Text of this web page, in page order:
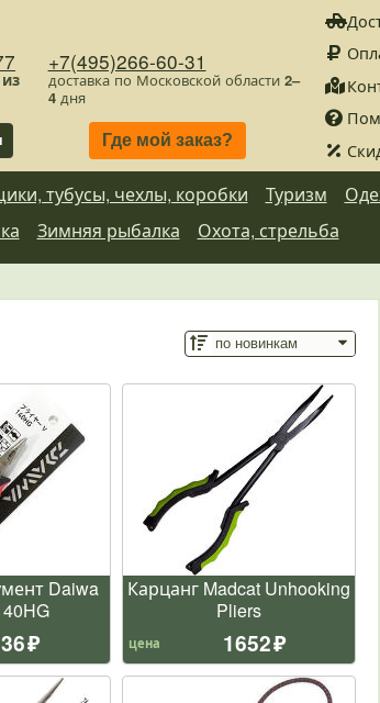
из
+7(495)266-60-31
доставка по Московской области 2–
4дня
Где мой заказ?
тубусы, чехлы, коробки Туризм
Зимняя рыбалка Охота, стрельба
Daiwa
Карцанг Madcat Unhooking
Pliers
цена 1652